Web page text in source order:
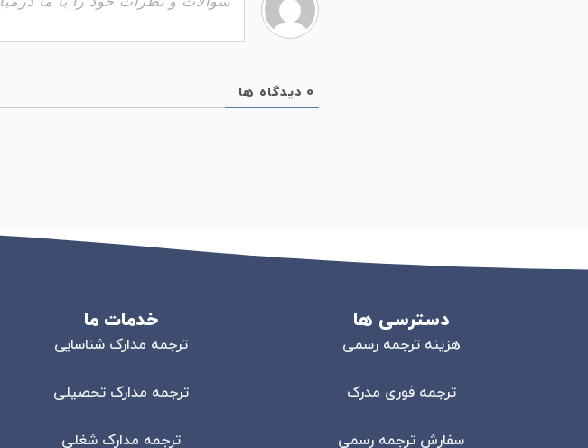
0 دیدگاه ها
دسترسی ها
هزینه ترجمه رسمی
ترجمه فوری مدرک
سفارش ترجمه رسمی
خدمات ما
ترجمه مدارک شناسایی
ترجمه مدارک تحصیلی
ترجمه مدارک شغلی